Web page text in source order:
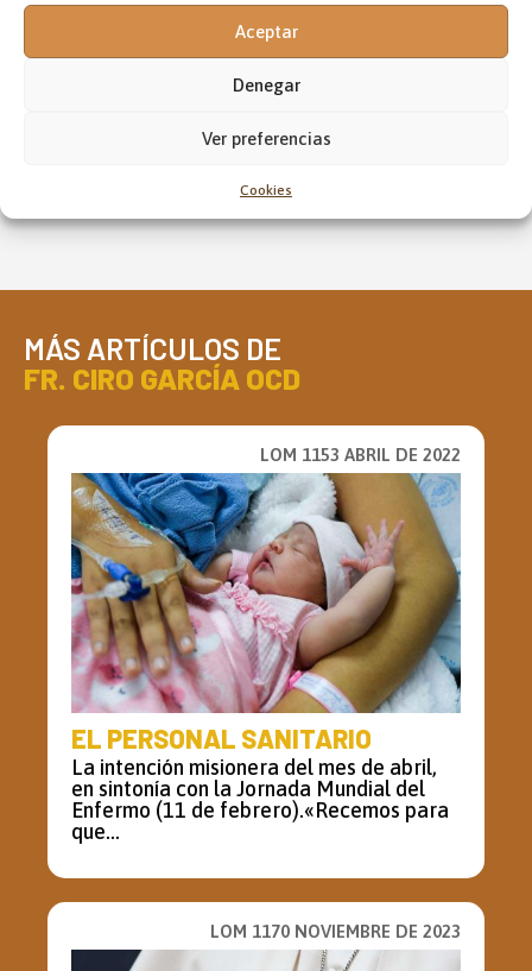
Aceptar
Denegar
Ver preferencias
Cookies
18 AÑOS AL SERVICIO DE LA
El lema que va guiando el trabajo y el servicio de
MÁS ARTÍCULOS DE
FR. CIRO GARCÍA OCD
LOM 1153 ABRIL DE 2022
EL PERSONAL SANITARIO
La intención misionera del mes de abril,
en sintonía con la Jornada Mundial del
Enfermo (11 de febrero).«Recemos para
que...
LOM 1170 NOVIEMBRE DE 2023